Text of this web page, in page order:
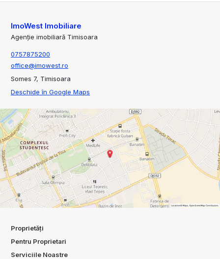
ImoWest Imobiliare
Agenție imobiliară Timisoara
0757875200
office@imowest.ro
Somes 7, Timisoara
Deschide în Google Maps
Proprietăți
Pentru Proprietari
Serviciile Noastre